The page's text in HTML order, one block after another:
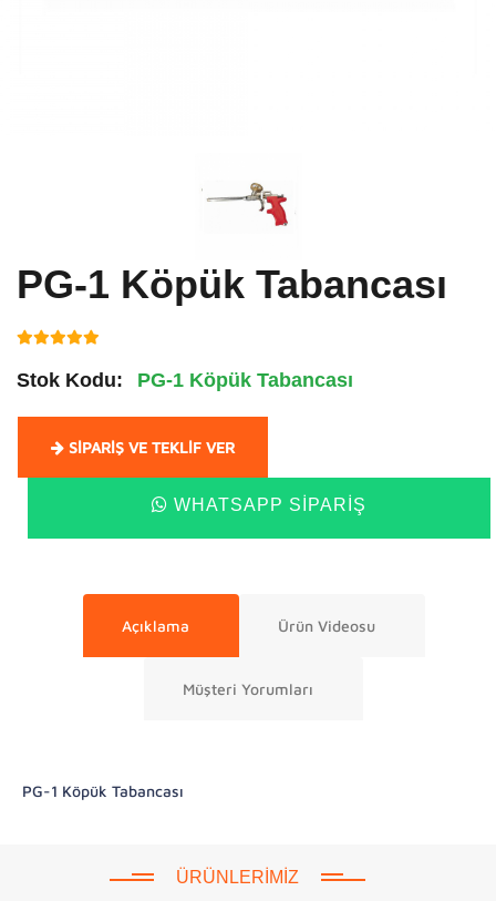
PG-1 Köpük Tabancası
Stok Kodu: PG-1 Köpük Tabancası
SIPARIŞ VE TEKLIF VER
WHATSAPP SIPARIŞ
Açıklama Ürün Videosu
Müşteri Yorumları
PG-1 Köpük Tabancası
ÜRÜNLERIMIZ